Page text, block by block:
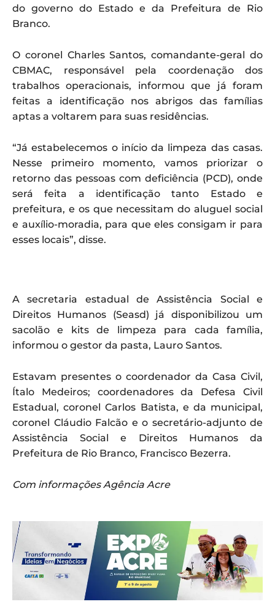
do governo do Estado e da Prefeitura de Rio
Branco.
O coronel Charles Santos, comandante-geral do
CBMAC, responsável pela coordenação dos
trabalhos operacionais, informou que já foram
feitas a identificação nos abrigos das famílias
aptas a voltarem para suas residências.
“Já estabelecemos o início da limpeza das casas.
Nesse primeiro momento, vamos priorizar o
retorno das pessoas com deficiência (PCD), onde
será feita a identificação tanto Estado e
prefeitura, e os que necessitam do aluguel social
e auxílio-moradia, para que eles consigam ir para
esses locais”, disse.
A secretaria estadual de Assistência Social e
Direitos Humanos (Seasd) já disponibilizou um
sacolão e kits de limpeza para cada família,
informou o gestor da pasta, Lauro Santos.
Estavam presentes o coordenador da Casa Civil,
Ítalo Medeiros; coordenadores da Defesa Civil
Estadual, coronel Carlos Batista, e da municipal,
coronel Cláudio Falcão e o secretário-adjunto de
Assistência Social e Direitos Humanos da
Prefeitura de Rio Branco, Francisco Bezerra.
Com informações Agência Acre